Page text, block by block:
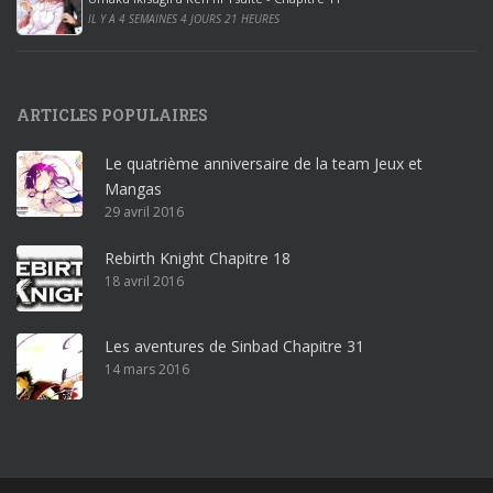
0
1
r
o
ff
i
c
e
3
r
IL Y A 4 SEMAINES 4 JOURS 21 HEURES
ARTICLES POPULAIRES
Le quatrième anniversaire de la team Jeux et
Mangas
29 avril 2016
Rebirth Knight Chapitre 18
18 avril 2016
Les aventures de Sinbad Chapitre 31
14 mars 2016